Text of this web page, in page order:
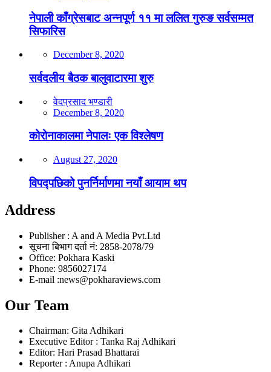
नेपाली काँग्रेसबाट अन्नपूर्ण ११ मा ललित गुरुङ सर्वसम्मत
सिफारिस
December 8, 2020
सर्वदलीय बैठक बालुवाटारमा शुरु
वेदप्रसाद भण्डारी
December 8, 2020
कोरोनाकालमा नेपालः एक विश्लेषण
August 27, 2020
विपद्पछिको पुनर्निर्माणमा नयाँ आयाम थप
Address
Publisher : A and A Media Pvt.Ltd
सूचना बिभाग दर्ता नं: 2858-2078/79
Office: Pokhara Kaski
Phone: 9856027174
E-mail :news@pokharaviews.com
Our Team
Chairman: Gita Adhikari
Executive Editor : Tanka Raj Adhikari
Editor: Hari Prasad Bhattarai
Reporter : Anupa Adhikari